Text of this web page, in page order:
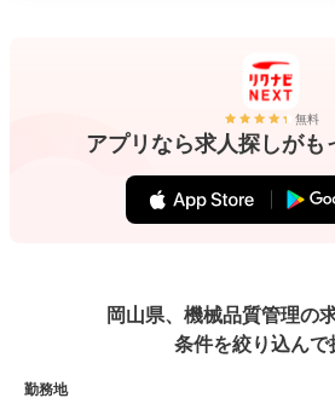
無料
アプリなら求人探しがも
岡山県、機械品質管理の
条件を絞り込んで
勤務地